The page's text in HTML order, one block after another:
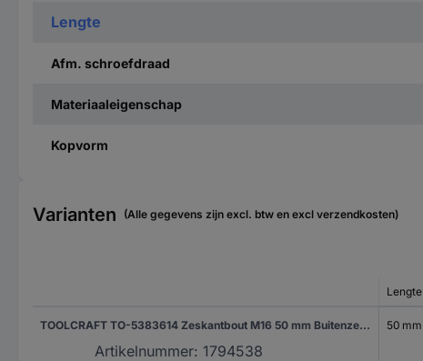
Lengte
Afm. schroefdraad
Materiaaleigenschap
Kopvorm
Varianten (Alle gegevens zijn excl. btw en excl verzendkosten)
Lengte
TOOLCRAFT TO-5383614 Zeskantbout M16 50 mm Buitenzeskant DIN 931 Staal Galvanisch verzinkt 50 stuk(s)
Artikelnummer: 1794538
50 mm